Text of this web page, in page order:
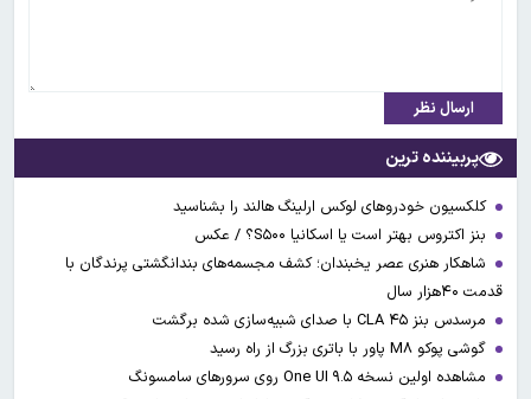
ارسال نظر
پربیننده ترین
کلکسیون خودروهای لوکس ارلینگ هالند را بشناسید
بنز اکتروس بهتر است یا اسکانیا S۵۰۰؟ / عکس
شاهکار هنری عصر یخبندان؛ کشف مجسمه‌های بندانگشتی‌ پرندگان با
قدمت ۴۰هزار سال
مرسدس بنز CLA ۴۵ با صدای شبیه‌سازی شده برگشت
گوشی پوکو M۸ پاور با باتری بزرگ از راه رسید
مشاهده اولین نسخه One UI ۹.۵ روی سرورهای سامسونگ